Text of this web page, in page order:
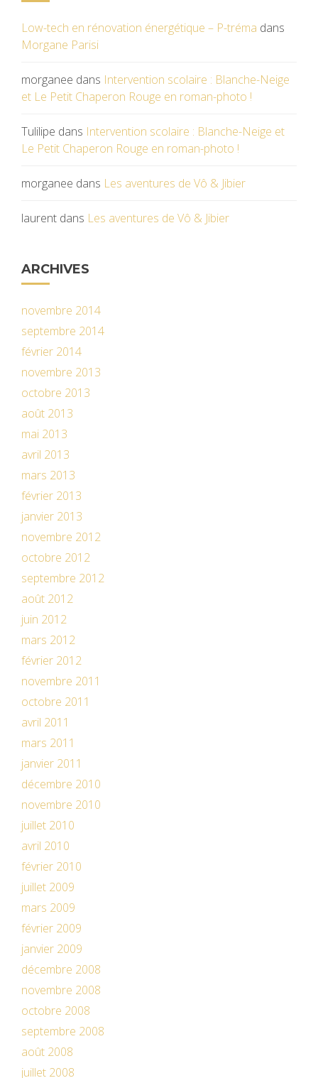
Low-tech en rénovation énergétique – P-tréma dans
Morgane Parisi
morganee dans Intervention scolaire : Blanche-Neige
et Le Petit Chaperon Rouge en roman-photo !
Tulilipe dans Intervention scolaire : Blanche-Neige et
Le Petit Chaperon Rouge en roman-photo !
morganee dans Les aventures de Vô & Jibier
laurent dans Les aventures de Vô & Jibier
ARCHIVES
novembre 2014
septembre 2014
février 2014
novembre 2013
octobre 2013
août 2013
mai 2013
avril 2013
mars 2013
février 2013
janvier 2013
novembre 2012
octobre 2012
septembre 2012
août 2012
juin 2012
mars 2012
février 2012
novembre 2011
octobre 2011
avril 2011
mars 2011
janvier 2011
décembre 2010
novembre 2010
juillet 2010
avril 2010
février 2010
juillet 2009
mars 2009
février 2009
janvier 2009
décembre 2008
novembre 2008
octobre 2008
septembre 2008
août 2008
juillet 2008